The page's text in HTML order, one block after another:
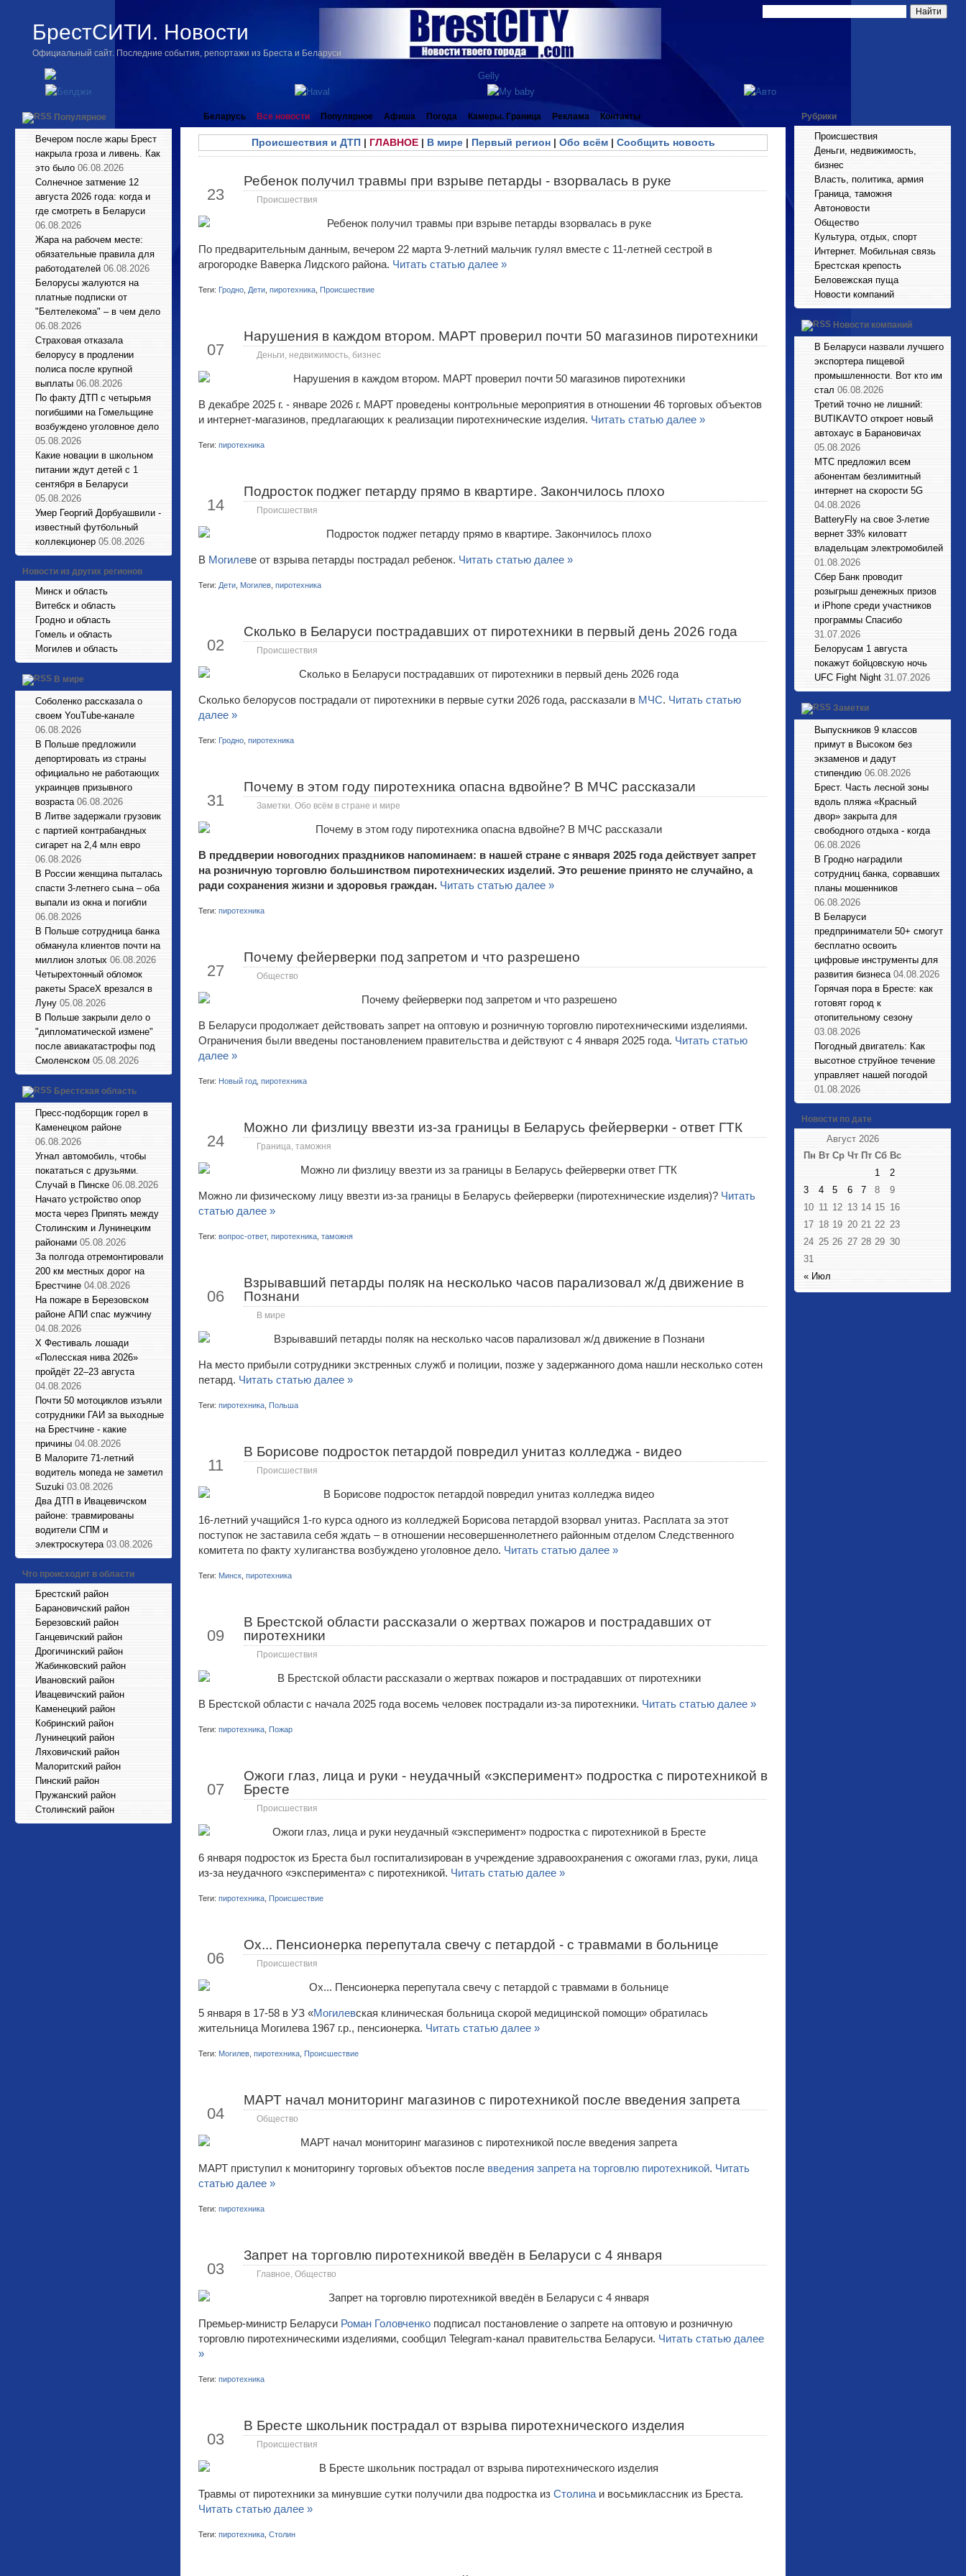
БрестСИТИ. Новости
Официальный сайт. Последние события, репортажи из Бреста и Беларуси
Популярное
Вечером после жары Брест
накрыла гроза и ливень. Как
это было 06.08.2026
Солнечное затмение 12
августа 2026 года: когда и
где смотреть в Беларуси
06.08.2026
Жара на рабочем месте:
обязательные правила для
работодателей 06.08.2026
Белорусы жалуются на
платные подписки от
"Белтелекома" – в чем дело
06.08.2026
Страховая отказала
белорусу в продлении
полиса после крупной
выплаты 06.08.2026
По факту ДТП с четырьмя
погибшими на Гомельщине
возбуждено уголовное дело
05.08.2026
Какие новации в школьном
питании ждут детей с 1
сентября в Беларуси
05.08.2026
Умер Георгий Дорбуашвили -
известный футбольный
коллекционер 05.08.2026
Новости из других регионов
Минск и область
Витебск и область
Гродно и область
Гомель и область
Могилев и область
В мире
Соболенко рассказала о
своем YouTube-канале
06.08.2026
В Польше предложили
депортировать из страны
официально не работающих
украинцев призывного
возраста 06.08.2026
В Литве задержали грузовик
с партией контрабандных
сигарет на 2,4 млн евро
06.08.2026
В России женщина пыталась
спасти 3-летнего сына – оба
выпали из окна и погибли
06.08.2026
В Польше сотрудница банка
обманула клиентов почти на
миллион злотых 06.08.2026
Четырехтонный обломок
ракеты SpaceX врезался в
Луну 05.08.2026
В Польше закрыли дело о
"дипломатической измене"
после авиакатастрофы под
Смоленском 05.08.2026
Брестская область
Пресс-подборщик горел в
Каменецком районе
06.08.2026
Угнал автомобиль, чтобы
покататься с друзьями.
Случай в Пинске 06.08.2026
Начато устройство опор
моста через Припять между
Столинским и Лунинецким
районами 05.08.2026
За полгода отремонтировали
200 км местных дорог на
Брестчине 04.08.2026
На пожаре в Березовском
районе АПИ спас мужчину
04.08.2026
X Фестиваль лошади
«Полесская нива 2026»
пройдёт 22–23 августа
04.08.2026
Почти 50 мотоциклов изъяли
сотрудники ГАИ за выходные
на Брестчине - какие
причины 04.08.2026
В Малорите 71-летний
водитель мопеда не заметил
Suzuki 03.08.2026
Два ДТП в Ивацевичском
районе: травмированы
водители СПМ и
электроскутера 03.08.2026
Что происходит в области
Брестский район
Барановичский район
Березовский район
Ганцевичский район
Дрогичинский район
Жабинковский район
Ивановский район
Ивацевичский район
Каменецкий район
Кобринский район
Лунинецкий район
Ляховичский район
Малоритский район
Пинский район
Пружанский район
Столинский район
Беларусь Все новости Популярное Афиша Погода Камеры. Граница Реклама Контакты
Происшествия и ДТП| ГЛАВНОЕ| В мире| Первый регион| Обо всём| Сообщить новость
23
Ребенок получил травмы при взрыве петарды - взорвалась в руке
Происшествия
По предварительным данным, вечером 22 марта 9‑летний мальчик гулял вместе с 11-летней сестрой в
агрогородке Ваверка Лидского района. Читать статью далее »
Теги: Гродно Дети пиротехника Происшествие
07
Нарушения в каждом втором. МАРТ проверил почти 50 магазинов пиротехники
Деньги, недвижимость, бизнес
В декабре 2025 г. - январе 2026 г. МАРТ проведены контрольные мероприятия в отношении 46 торговых объектов
и интернет-магазинов, предлагающих к реализации пиротехнические изделия. Читать статью далее »
Теги: пиротехника
14
Подросток поджег петарду прямо в квартире. Закончилось плохо
Происшествия
В Могилеве от взрыва петарды пострадал ребенок. Читать статью далее »
Теги: Дети Могилев пиротехника
02
Сколько в Беларуси пострадавших от пиротехники в первый день 2026 года
Происшествия
Сколько белорусов пострадали от пиротехники в первые сутки 2026 года, рассказали в МЧС. Читать статью
далее »
Теги: Гродно пиротехника
31
Почему в этом году пиротехника опасна вдвойне? В МЧС рассказали
Заметки. Обо всём в стране и мире
В преддверии новогодних праздников напоминаем: в нашей стране с января 2025 года действует запрет
на розничную торговлю большинством пиротехнических изделий. Это решение принято не случайно, а
ради сохранения жизни и здоровья граждан. Читать статью далее »
Теги: пиротехника
27
Почему фейерверки под запретом и что разрешено
Общество
В Беларуси продолжает действовать запрет на оптовую и розничную торговлю пиротехническими изделиями.
Ограничения были введены постановлением правительства и действуют с 4 января 2025 года. Читать статью
далее »
Теги: Новый год пиротехника
24
Можно ли физлицу ввезти из-за границы в Беларусь фейерверки - ответ ГТК
Граница, таможня
Можно ли физическому лицу ввезти из-за границы в Беларусь фейерверки (пиротехнические изделия)? Читать
статью далее »
Теги: вопрос-ответ, пиротехника таможня
06
Взрывавший петарды поляк на несколько часов парализовал ж/д движение в
Познани
В мире
На место прибыли сотрудники экстренных служб и полиции, позже у задержанного дома нашли несколько сотен
петард. Читать статью далее »
Теги: пиротехника Польша
11
В Борисове подросток петардой повредил унитаз колледжа - видео
Происшествия
16-летний учащийся 1-го курса одного из колледжей Борисова петардой взорвал унитаз. Расплата за этот
поступок не заставила себя ждать – в отношении несовершеннолетнего районным отделом Следственного
комитета по факту хулиганства возбуждено уголовное дело. Читать статью далее »
Теги: Минск пиротехника
09
В Брестской области рассказали о жертвах пожаров и пострадавших от
пиротехники
Происшествия
В Брестской области с начала 2025 года восемь человек пострадали из-за пиротехники. Читать статью далее »
Теги: пиротехника Пожар
07
Ожоги глаз, лица и руки - неудачный «эксперимент» подростка с пиротехникой в
Бресте
Происшествия
6 января подросток из Бреста был госпитализирован в учреждение здравоохранения с ожогами глаз, руки, лица
из-за неудачного «эксперимента» с пиротехникой. Читать статью далее »
Теги: пиротехника Происшествие
06
Ох... Пенсионерка перепутала свечу с петардой - с травмами в больнице
Происшествия
5 января в 17-58 в УЗ «Могилевская клиническая больница скорой медицинской помощи» обратилась
жительница Могилева 1967 г.р., пенсионерка. Читать статью далее »
Теги: Могилев пиротехника Происшествие
04
МАРТ начал мониторинг магазинов с пиротехникой после введения запрета
Общество
МАРТ приступил к мониторингу торговых объектов после введения запрета на торговлю пиротехникой. Читать
статью далее »
Теги: пиротехника
03
Запрет на торговлю пиротехникой введён в Беларуси с 4 января
Главное Общество
Премьер-министр Беларуси Роман Головченко подписал постановление о запрете на оптовую и розничную
торговлю пиротехническими изделиями, сообщил Telegram-канал правительства Беларуси. Читать статью далее
»
Теги: пиротехника
03
В Бресте школьник пострадал от взрыва пиротехнического изделия
Происшествия
Травмы от пиротехники за минувшие сутки получили два подростка из Столина и восьмиклассник из Бреста.
Читать статью далее »
Теги: пиротехника Столин
Рубрики
Происшествия
Деньги, недвижимость,
бизнес
Власть, политика, армия
Граница, таможня
Автоновости
Общество
Культура, отдых, спорт
Интернет. Мобильная связь
Брестская крепость
Беловежская пуща
Новости компаний
Новости компаний
В Беларуси назвали лучшего
экспортера пищевой
промышленности. Вот кто им
стал 06.08.2026
Третий точно не лишний:
BUTIKAVTO откроет новый
автохаус в Барановичах
05.08.2026
МТС предложил всем
абонентам безлимитный
интернет на скорости 5G
04.08.2026
BatteryFly на свое 3-летие
вернет 33% киловатт
владельцам электромобилей
01.08.2026
Сбер Банк проводит
розыгрыш денежных призов
и iPhone среди участников
программы Спасибо
31.07.2026
Белорусам 1 августа
покажут бойцовскую ночь
UFC Fight Night 31.07.2026
Заметки
Выпускников 9 классов
примут в Высоком без
экзаменов и дадут
стипендию 06.08.2026
Брест. Часть лесной зоны
вдоль пляжа «Красный
двор» закрыта для
свободного отдыха - когда
06.08.2026
В Гродно наградили
сотрудниц банка, сорвавших
планы мошенников
06.08.2026
В Беларуси
предприниматели 50+ смогут
бесплатно освоить
цифровые инструменты для
развития бизнеса 04.08.2026
Горячая пора в Бресте: как
готовят город к
отопительному сезону
03.08.2026
Погодный двигатель: Как
высотное струйное течение
управляет нашей погодой
01.08.2026
Новости по дате
Август 2026
Пн Вт Ср Чт Пт Сб Вс
« Июл
1
2
3
4 5 6 7 8
9
10 11 12 13 14 15 16
17 18 19 20 21 22 23
24 25 26 27 28 29 30
31